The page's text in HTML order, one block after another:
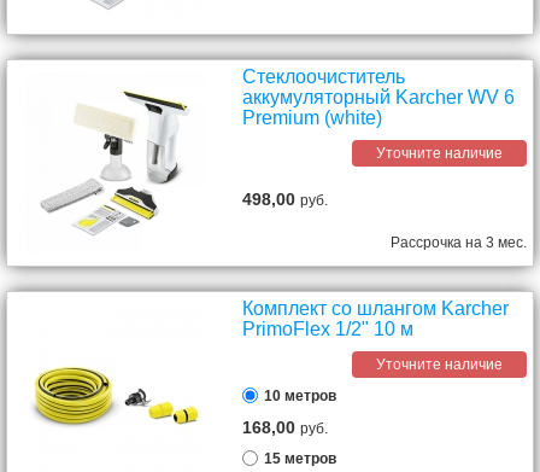
Стеклоочиститель
аккумуляторный Karcher WV 6
Premium (white)
Уточните наличие
498,00руб.
Рассрочка на 3 мес.
Комплект со шлангом Karcher
PrimoFlex 1/2" 10 м
Уточните наличие
10 метров
168,00руб.
15 метров